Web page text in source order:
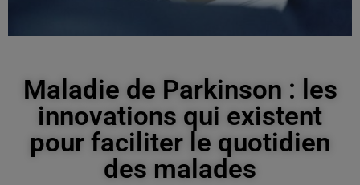
Maladie de Parkinson : les
innovations qui existent
pour faciliter le quotidien
des malades